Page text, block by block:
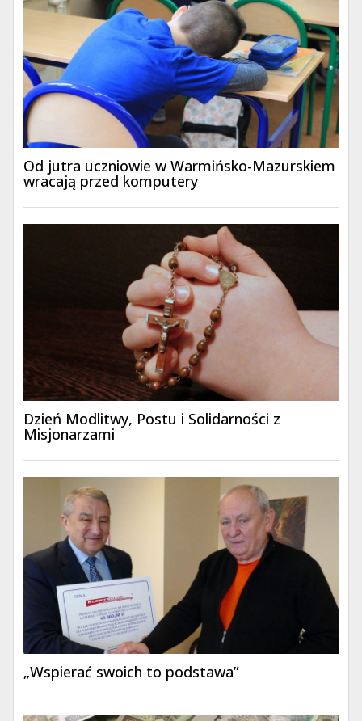
Od jutra uczniowie w Warmińsko-Mazurskiem
wracają przed komputery
Dzień Modlitwy, Postu i Solidarności z
Misjonarzami
„Wspierać swoich to podstawa”